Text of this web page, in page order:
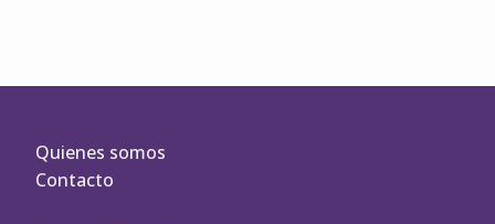
Quienes somos
Contacto